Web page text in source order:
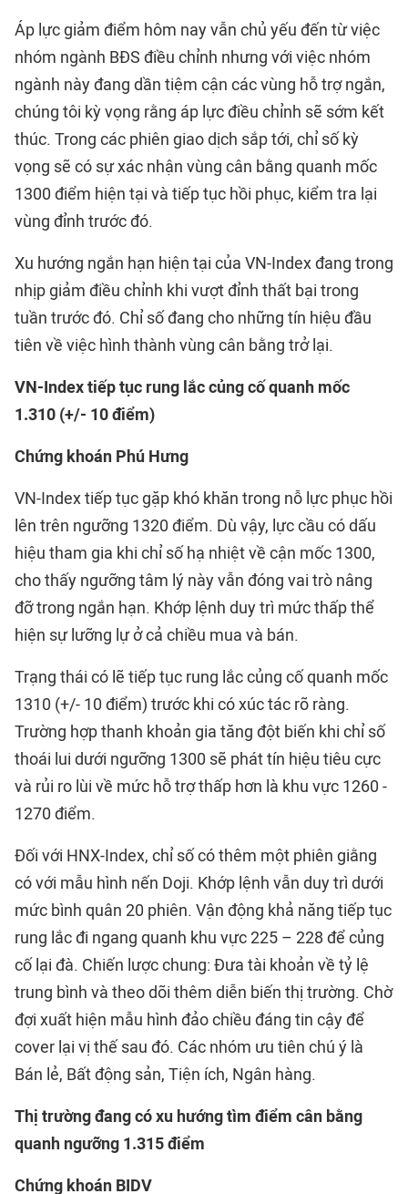
Áp lực giảm điểm hôm nay vẫn chủ yếu đến từ việc
nhóm ngành BĐS điều chỉnh nhưng với việc nhóm
ngành này đang dần tiệm cận các vùng hỗ trợ ngắn,
chúng tôi kỳ vọng rằng áp lực điều chỉnh sẽ sớm kết
thúc. Trong các phiên giao dịch sắp tới, chỉ số kỳ
vọng sẽ có sự xác nhận vùng cân bằng quanh mốc
1300 điểm hiện tại và tiếp tục hồi phục, kiểm tra lại
vùng đỉnh trước đó.
Xu hướng ngắn hạn hiện tại của VN-Index đang trong
nhịp giảm điều chỉnh khi vượt đỉnh thất bại trong
tuần trước đó. Chỉ số đang cho những tín hiệu đầu
tiên về việc hình thành vùng cân bằng trở lại.
VN-Index tiếp tục rung lắc củng cố quanh mốc
1.310 (+/- 10 điểm)
Chứng khoán Phú Hưng
VN-Index tiếp tục gặp khó khăn trong nỗ lực phục hồi
lên trên ngưỡng 1320 điểm. Dù vậy, lực cầu có dấu
hiệu tham gia khi chỉ số hạ nhiệt về cận mốc 1300,
cho thấy ngưỡng tâm lý này vẫn đóng vai trò nâng
đỡ trong ngắn hạn. Khớp lệnh duy trì mức thấp thể
hiện sự lưỡng lự ở cả chiều mua và bán.
Trạng thái có lẽ tiếp tục rung lắc củng cố quanh mốc
1310 (+/- 10 điểm) trước khi có xúc tác rõ ràng.
Trường hợp thanh khoản gia tăng đột biến khi chỉ số
thoái lui dưới ngưỡng 1300 sẽ phát tín hiệu tiêu cực
và rủi ro lùi về mức hỗ trợ thấp hơn là khu vực 1260 -
1270 điểm.
Đối với HNX-Index, chỉ số có thêm một phiên giằng
có với mẫu hình nến Doji. Khớp lệnh vẫn duy trì dưới
mức bình quân 20 phiên. Vận động khả năng tiếp tục
rung lắc đi ngang quanh khu vực 225 – 228 để củng
cố lại đà. Chiến lược chung: Đưa tài khoản về tỷ lệ
trung bình và theo dõi thêm diễn biến thị trường. Chờ
đợi xuất hiện mẫu hình đảo chiều đáng tin cậy để
cover lại vị thế sau đó. Các nhóm ưu tiên chú ý là
Bán lẻ, Bất động sản, Tiện ích, Ngân hàng.
Thị trường đang có xu hướng tìm điểm cân bằng
quanh ngưỡng 1.315điểm
Chứng khoán BIDV